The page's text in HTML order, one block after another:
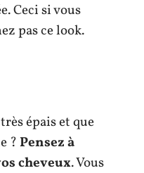
Ceci si vous
pas ce look.
épais et que
?Pensez à
cheveux. Vous